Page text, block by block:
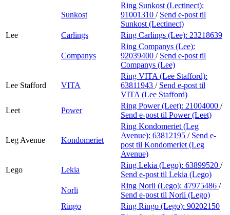
Sunkost
Ring Sunkost (Lectinect):
91001310 / Send e-post til
Sunkost (Lectinect)
Lee
Carlings Ring Carlings (Lee): 23218639
Companys
Ring Companys (Lee):
92039400 / Send e-post til
Companys (Lee)
Lee Stafford VITA
Ring VITA (Lee Stafford):
63811943 / Send e-post til
VITA (Lee Stafford)
Leet
Power
Ring Power (Leet): 21004000 /
Send e-post til Power (Leet)
Leg Avenue Kondomeriet
Ring Kondomeriet (Leg
Avenue): 63812195 / Send e-
post til Kondomeriet (Leg
Avenue)
Lego
Lekia
Ring Lekia (Lego): 63899520 /
Send e-post til Lekia (Lego)
Norli
Ring Norli (Lego): 47975486 /
Send e-post til Norli (Lego)
Ringo
Ring Ringo (Lego): 90202150